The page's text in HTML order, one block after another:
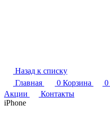
Назад к списку
Главная
0 Корзина 0
Акции
Контакты
iPhone